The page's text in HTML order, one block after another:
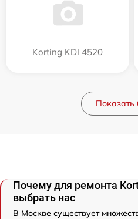
Korting KDI 4520
Показать
Почему для ремонта
выбрать нас
В Москве существует